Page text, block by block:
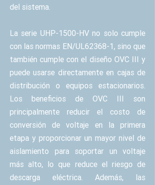
del sistema.
La serie UHP-1500-HV no solo cumple
con las normas EN/UL62368-1, sino que
también cumple con el diseño OVC III y
puede usarse directamente en cajas de
distribución o equipos estacionarios.
Los beneficios de OVC III son
principalmente reducir el costo de
conversión de voltaje en la primera
etapa y proporcionar un mayor nivel de
aislamiento para soportar un voltaje
más alto, lo que reduce el riesgo de
descarga eléctrica. Además, las